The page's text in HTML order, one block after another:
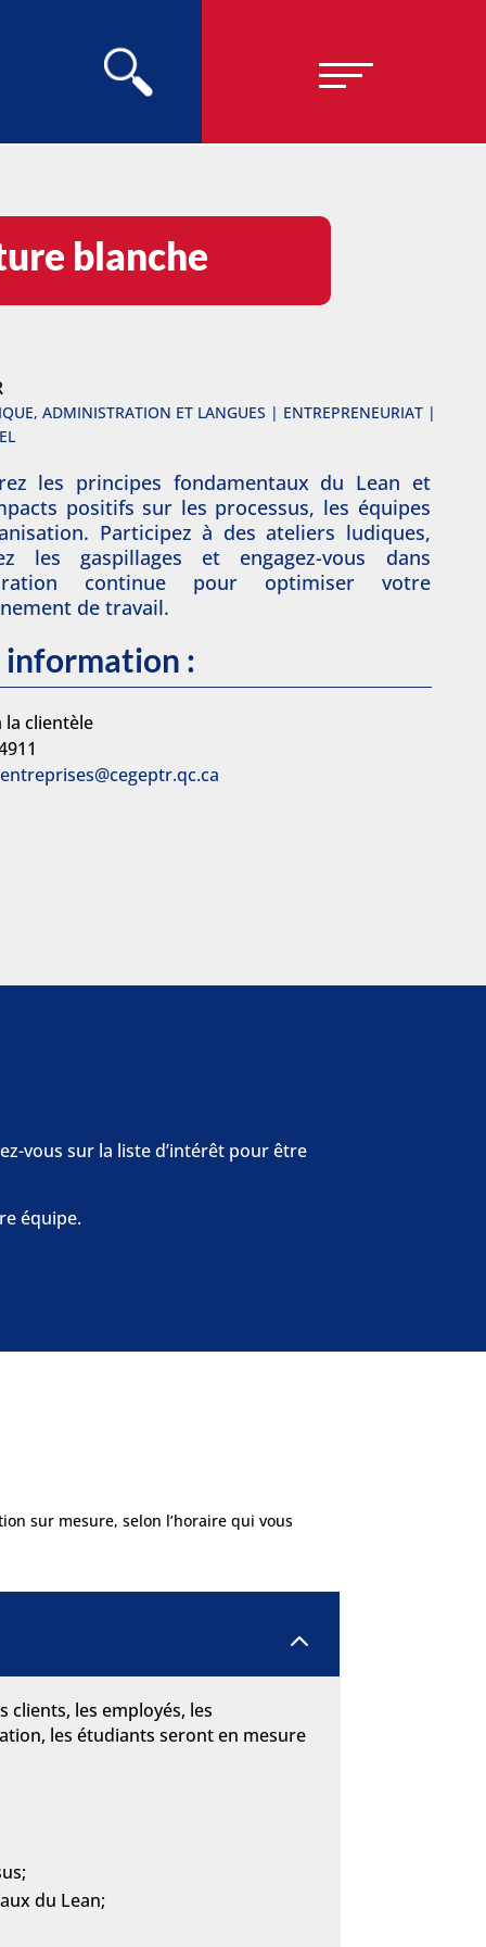
blanche
ADMINISTRATION ET LANGUES | ENTREPRENEURIAT |
les principes fondamentaux du Lean et
positifs sur les processus, les équipes
Participez à des ateliers ludiques,
les gaspillages et engagez-vous dans
continue pour optimiser votre
de travail.
information :
la clientèle
vous sur la liste d’intérêt pour être
équipe.
sur mesure, selon l’horaire qui vous
2
clients, les employés, les
les étudiants seront en mesure
du Lean;